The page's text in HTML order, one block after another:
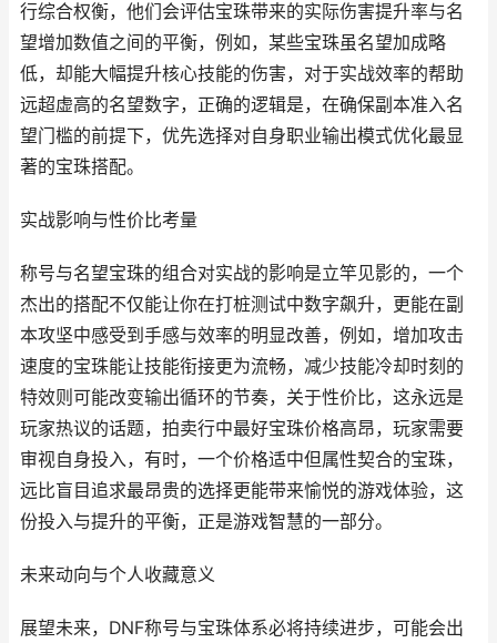
行综合权衡，他们会评估宝珠带来的实际伤害提升率与名
望增加数值之间的平衡，例如，某些宝珠虽名望加成略
低，却能大幅提升核心技能的伤害，对于实战效率的帮助
远超虚高的名望数字，正确的逻辑是，在确保副本准入名
望门槛的前提下，优先选择对自身职业输出模式优化最显
著的宝珠搭配。
实战影响与性价比考量
称号与名望宝珠的组合对实战的影响是立竿见影的，一个
杰出的搭配不仅能让你在打桩测试中数字飙升，更能在副
本攻坚中感受到手感与效率的明显改善，例如，增加攻击
速度的宝珠能让技能衔接更为流畅，减少技能冷却时刻的
特效则可能改变输出循环的节奏，关于性价比，这永远是
玩家热议的话题，拍卖行中最好宝珠价格高昂，玩家需要
审视自身投入，有时，一个价格适中但属性契合的宝珠，
远比盲目追求最昂贵的选择更能带来愉悦的游戏体验，这
份投入与提升的平衡，正是游戏智慧的一部分。
未来动向与个人收藏意义
展望未来，DNF称号与宝珠体系必将持续进步，可能会出